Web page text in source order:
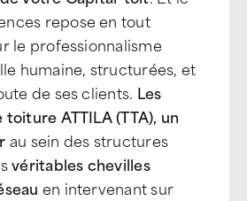
repose en tout
le professionnalisme
humaine, structurées, et
de ses clients. Les
ATTILA (TTA), un
au sein des structures
véritables chevilles
en intervenant sur